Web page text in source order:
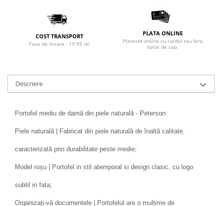
COST TRANSPORT
Taxa de livrare - 19.99 lei
PLATA ONLINE
Plateste online cu cardul tau fara
batai de cap.
Descriere
Portofel mediu de damă din piele naturală - Peterson
Piele naturală | Fabricat din piele naturală de înaltă calitate,
caracterizată prin durabilitate peste medie;
Model roșu | Portofel in stil atemporal si design clasic, cu logo
subtil in fata;
Organizați-vă documentele | Portofelul are o mulțime de